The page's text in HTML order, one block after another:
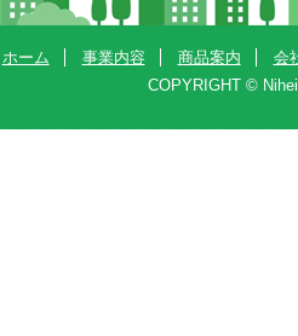
ホーム 事業内容 商品案内
会
COPYRIGHT ©